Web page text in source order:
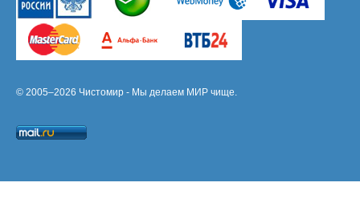
© 2005–2026 Чистомир - Мы делаем МИР чище.